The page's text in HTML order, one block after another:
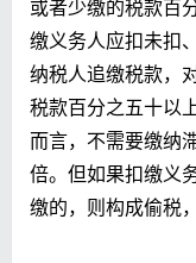
或者少缴的税款百
缴义务人应扣未扣
纳税人追缴税款，
税款百分之五十以
而言，不需要缴纳
倍。但如果扣缴义
缴的，则构成偷税